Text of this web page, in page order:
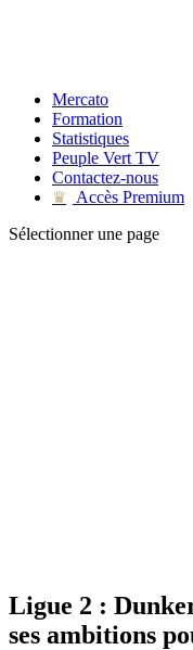
Mercato
Formation
Statistiques
Peuple Vert TV
Contactez-nous
♛
Accès Premium
Sélectionner une page
Ligue 2 :
ses ambitions